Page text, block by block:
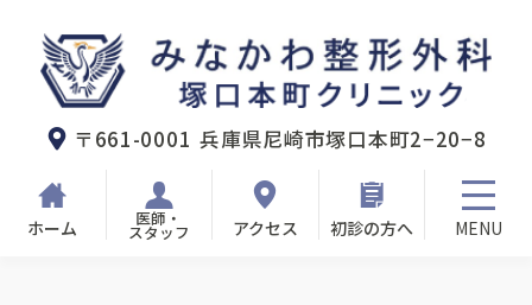
みなかわ整形外科塚口本町クリニック
〒661-0001 兵庫県尼崎市塚口本町2−20−8
ホーム 医師・
スタッフ アクセス 初診の方へ